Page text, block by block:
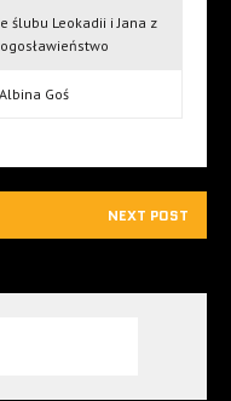
ślubu Leokadii i Jana z
Goś
NEXT POST